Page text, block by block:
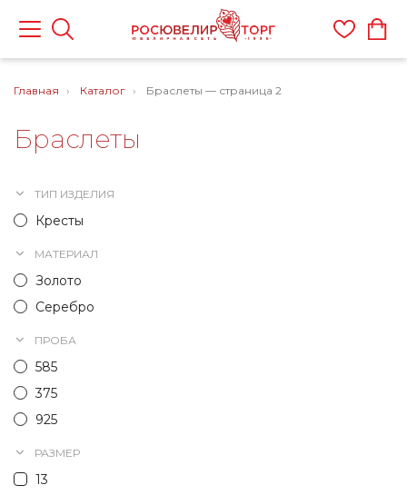
Главная Каталог Браслеты — страница 2
Браслеты
ТИП ИЗДЕЛИЯ
Кресты
МАТЕРИАЛ
Золото
Серебро
ПРОБА
585
375
925
РАЗМЕР
13